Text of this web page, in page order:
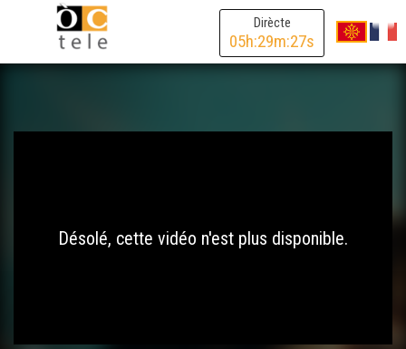
Dirècte
05h:29m:27s
Désolé, cette vidéo n'est plus disponible.